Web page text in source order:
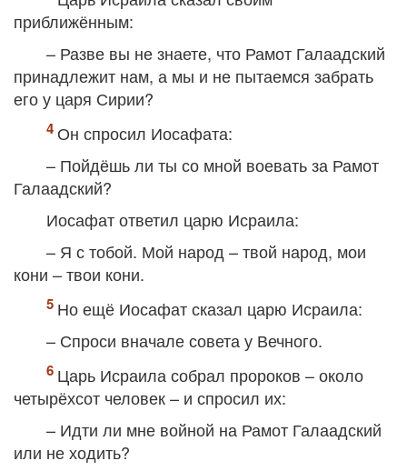
приближённым:
– Разве вы не знаете, что Рамот Галаадский
принадлежит нам, а мы и не пытаемся забрать
его у царя Сирии?
Он спросил Иосафата:
– Пойдёшь ли ты со мной воевать за Рамот
Галаадский?
Иосафат ответил царю Исраила:
– Я с тобой. Мой народ – твой народ, мои
кони – твои кони.
Но ещё Иосафат сказал царю Исраила:
– Спроси вначале совета у Вечного.
Царь Исраила собрал пророков – около
четырёхсот человек – и спросил их:
– Идти ли мне войной на Рамот Галаадский
или не ходить?